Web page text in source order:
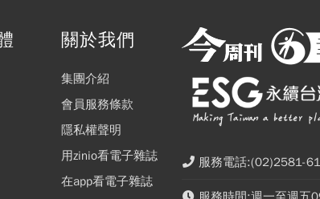
關於我們
集團介紹
會員服務條款
隱私權聲明
用zinio看電子雜誌
在app看電子雜誌
服務電話:(02)2581-